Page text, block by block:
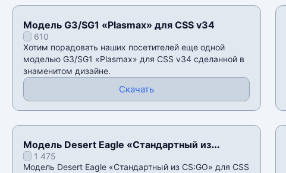
Модель G3/SG1 «Plasmax» для CSS v34
610
Хотим порадовать наших посетителей еще одной
моделью G3/SG1 «Plasmax» для CSS v34 сделанной в
знаменитом дизайне.
Скачать
Модель Desert Eagle «Стандартный из
CS:GO» для CSS v34
1 475
Модель Desert Eagle «Стандартный из CS:GO» для CSS